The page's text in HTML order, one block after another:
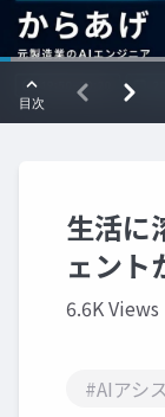
生活に
ェント
6.6K Views
#AIアシ